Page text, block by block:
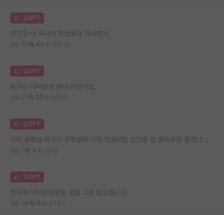
김GPT
연구실 내 외국인 학생들과 지내면서.
61 43 19036
김GPT
외국인 대학원생 원래 이런가요;
21 25 9845
김GPT
우리 실험실 외국인 유학생이 나의 진심어린 조언을 잘 읽어주면 좋겠다...
1 4 2518
김GPT
한국의 대학원생분들 정말 고생 많으십니다
28 8 6783